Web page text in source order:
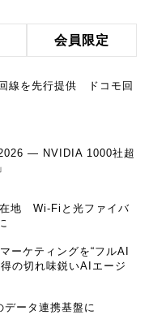
会員限定
線を先行提供 ドコモ回
― NVIDIA 1000社超
地 Wi-Fiと光ファイバ
ーケティングを“フルAI
の切れ味鋭いAIエージ
データ連携基盤に